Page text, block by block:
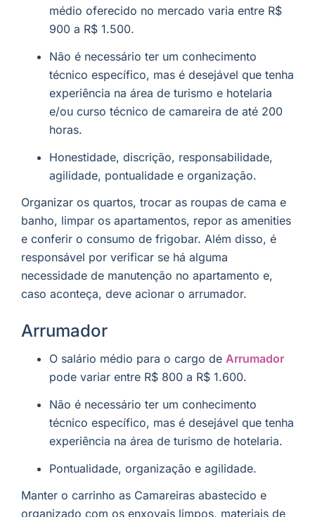
médio oferecido no mercado varia entre R$
900 a R$ 1.500.
Não é necessário ter um conhecimento
técnico específico, mas é desejável que tenha
experiência na área de turismo e hotelaria
e/ou curso técnico de camareira de até 200
horas.
Honestidade, discrição, responsabilidade,
agilidade, pontualidade e organização.
Organizar os quartos, trocar as roupas de cama e
banho, limpar os apartamentos, repor as amenities
e conferir o consumo de frigobar. Além disso, é
responsável por verificar se há alguma
necessidade de manutenção no apartamento e,
caso aconteça, deve acionar o arrumador.
Arrumador
O salário médio para o cargo de Arrumador
pode variar entre R$ 800 a R$ 1.600.
Não é necessário ter um conhecimento
técnico específico, mas é desejável que tenha
experiência na área de turismo de hotelaria.
Pontualidade, organização e agilidade.
Manter o carrinho as Camareiras abastecido e
organizado com os enxovais limpos, materiais de